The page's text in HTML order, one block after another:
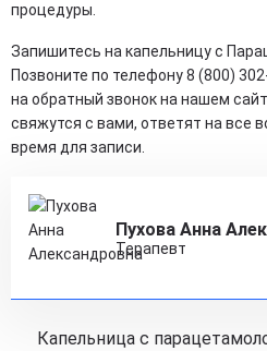
процедуры.
Запишитесь на капельницу с
Позвоните по телефону 8 (800)
на обратный звонок на нашем
свяжутся с вами, ответят на все
время для записи.
Пухова Анна
Терапевт
Капельница с